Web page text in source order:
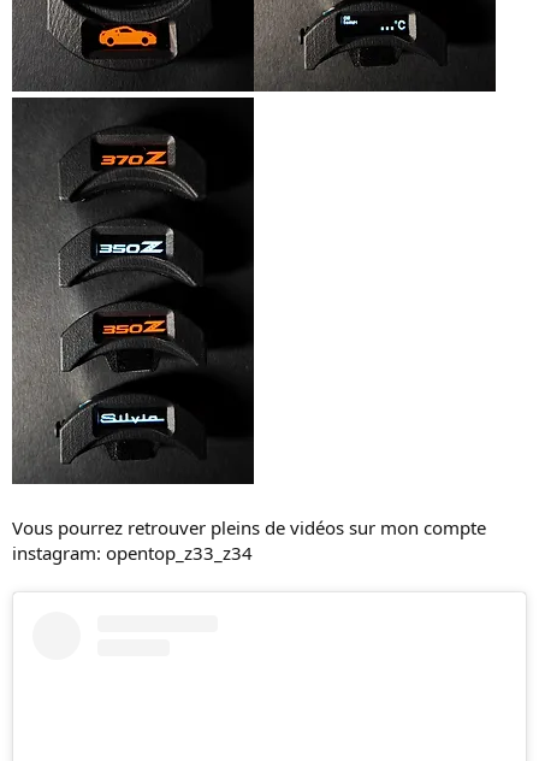
Vous pourrez retrouver pleins de vidéos sur mon compte
instagram: opentop_z33_z34